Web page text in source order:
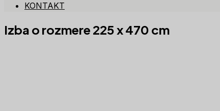
KONTAKT
Izba o rozmere 225 x 470 cm